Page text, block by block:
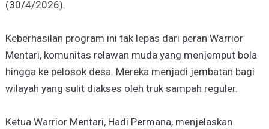
(30/4/2026).
Keberhasilan program ini tak lepas dari peran Warrior
Mentari, komunitas relawan muda yang menjemput bola
hingga ke pelosok desa. Mereka menjadi jembatan bagi
wilayah yang sulit diakses oleh truk sampah reguler.
Ketua Warrior Mentari, Hadi Permana, menjelaskan